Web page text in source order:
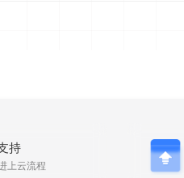
持
上云流程